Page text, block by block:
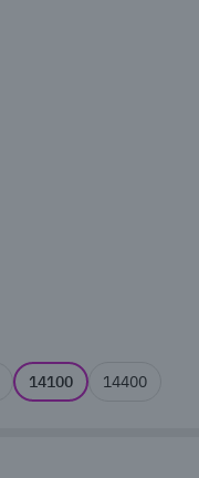
14100 14400